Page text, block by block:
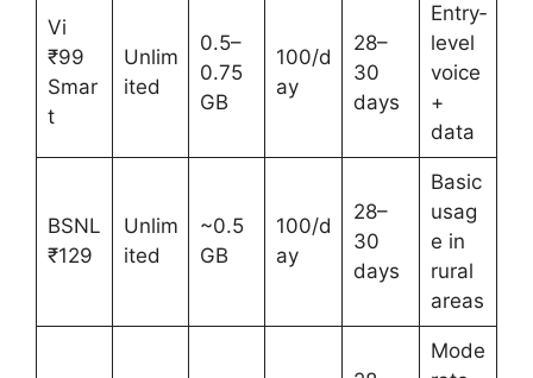
Vi
₹99
Smar
t
Unlim
ited
0.5–
0.75
GB
100/d
ay
28–
30
days
Entry‑
level
voice
+
data
BSNL
₹129
Unlim
ited
~0.5
GB
100/d
ay
28–
30
days
Basic
usag
e in
rural
areas
Mode